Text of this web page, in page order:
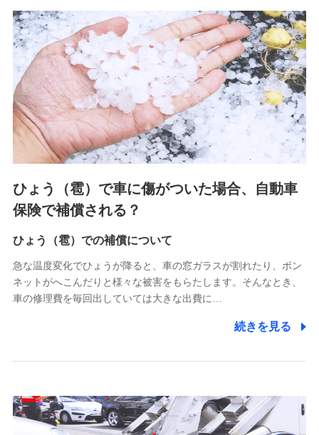
た維持管理等の委託業務遂行のため、またそれらに付帯、関
連する当社および提携会社のサービスを案内、提供するため
（なお、当社は複数の保険会社と取引があり、取得した個人
情報を取引のある他の保険会社の商品・サービスをご提案す
るために利用させていただくことがあります。）
上記に係る連絡・手続き・管理等付帯業務を行うため
3.セミナー募集サイトから取得した個人情報
各種セミナーの案内、開催のため
上記に係る連絡・手続き・管理等付帯業務を行うため
4.家族・友達紹介にて取得した個人情報
被紹介者への連絡、及び当社と取引のあるもしくは委託を受
けている保険会社・提携会社の保険その他に関する情報を提
供し、金融商品等の契約を勧奨するため
アンケートやキャンペーン等の実施のため
上記に係る連絡・手続き・管理等付帯業務を行うため
5.通話録音にて取得する情報
7.社員（従業者）の個人情報
人事･勤怠･健康・労務等の管理、給与支給、福利厚生・採用
ひょう（雹）で車に傷がついた場合、自動車
保険で補償される？
ひょう（雹）での補償について
急な温度変化でひょうが降ると、車の窓ガラスが割れたり、ボン
ネットがへこんだりと様々な被害をもらたします。そんなとき、
車の修理費を毎回出していては大きな出費に…
続きを見る